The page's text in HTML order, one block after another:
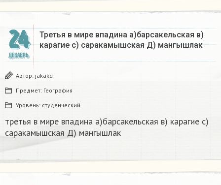
24
ДЕКАБРЬ
Третья в мире впадина а)барсакельская в)
карагие с) саракамышская Д) мангышлак​
Автор: jakakd
Предмет: География
Уровень: студенческий
третья в мире впадина а)барсакельская в) карагие с)
саракамышская Д) мангышлак​